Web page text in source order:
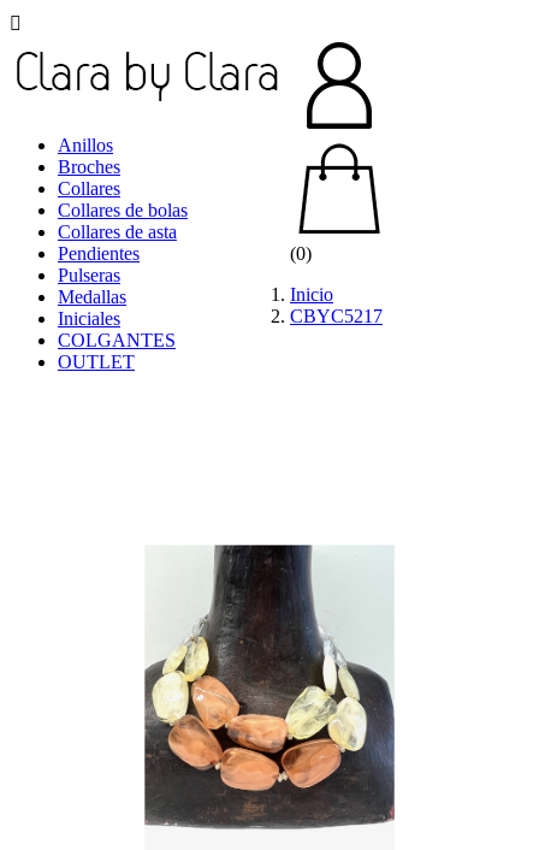

Anillos
Broches
Collares
Collares de bolas
Collares de asta
Pendientes
Pulseras
Medallas
Iniciales
COLGANTES
OUTLET
(0)
Inicio
CBYC5217